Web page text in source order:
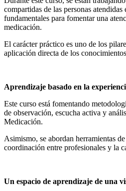
compartidas de las personas
fundamentales para fomentar una
medicación.
El carácter práctico es uno de los
aplicación directa de los
Aprendizaje basado en la
Este curso está fomentando
de observación, escucha activa y
Medicación.
Asimismo, se abordan herramientas
coordinación entre profesionales y la
Un espacio de aprendizaje de una